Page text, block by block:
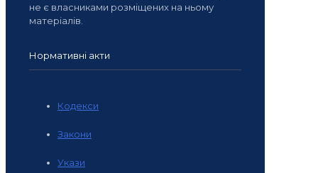
не є власниками розміщених на ньому
матеріалів.
Нормативні акти
Кодекси
Закони
Укази